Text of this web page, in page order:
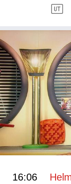
16:06